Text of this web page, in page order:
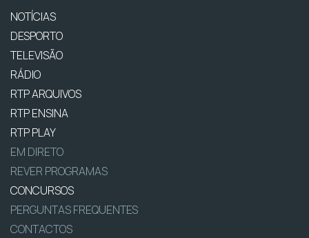
NOTÍCIAS
DESPORTO
TELEVISÃO
RÁDIO
RTP ARQUIVOS
RTP ENSINA
RTP PLAY
EM DIRETO
REVER PROGRAMAS
CONCURSOS
PERGUNTAS FREQUENTES
CONTACTOS